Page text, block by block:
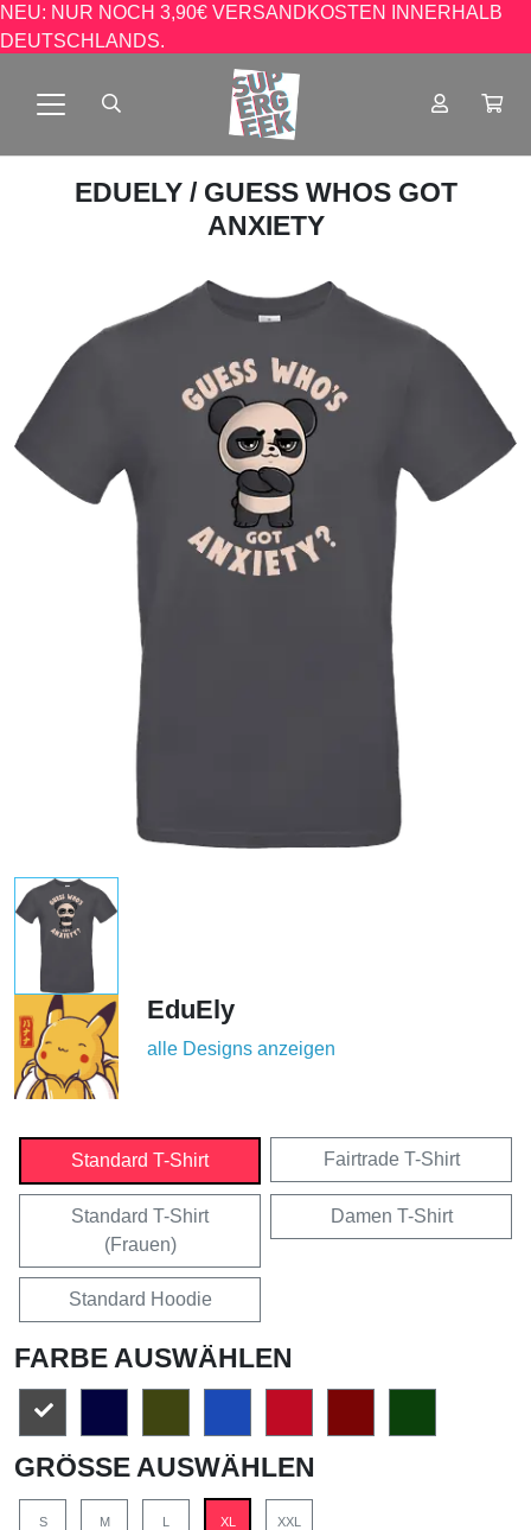
NEU: NUR NOCH 3,90€ VERSANDKOSTEN INNERHALB
DEUTSCHLANDS.
EDUELY / GUESS WHOS GOT
ANXIETY
EduEly
alle Designs anzeigen
Standard T-Shirt Fairtrade T-Shirt
Standard T-Shirt
(Frauen)
Damen T-Shirt
Standard Hoodie
FARBE AUSWÄHLEN
GRÖSSE AUSWÄHLEN
S M L XL XXL